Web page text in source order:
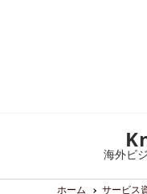
海外ビ
ホーム サービス